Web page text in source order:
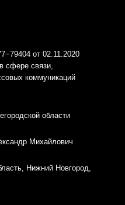
от 02.11.2020
сфере связи,
коммуникаций
области
Михайлович
Нижний Новгород,